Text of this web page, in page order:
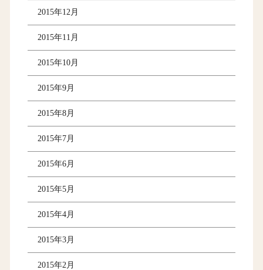
2015年12月
2015年11月
2015年10月
2015年9月
2015年8月
2015年7月
2015年6月
2015年5月
2015年4月
2015年3月
2015年2月